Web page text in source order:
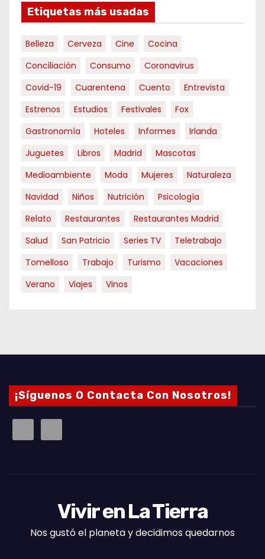
Etiquetas más usadas
Belleza Cerveza Cine
Cocina
Conciliación
Consumo
Coronavirus
Covid-19
Cuarentena Cuento
Entrevista
Estrenos
Estudios Festivales
Fox
Gastronomía
Hoteles Informes
Irlanda
Juguetes
Libros Madrid
Mascotas
Medioambiente
Moda Mujeres
Naturaleza
Navidad
Niños Nutrición
Psicología
Relato
Restaurantes
Restaurantes Madrid
Salud
San Patricio Series TV
Teletrabajo
Tomelloso
Trabajo Turismo
Vacaciones
Verano
Viajes Vinos
¡Síguenos O Contacta Con Nosotros!
Vivir en La Tierra
Nos gustó el planeta y decidimos quedarnos